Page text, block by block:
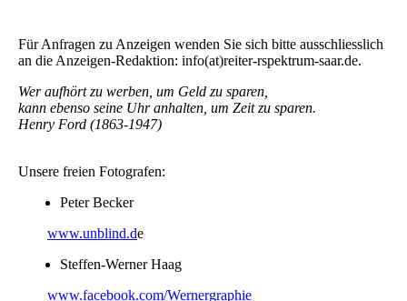
Für Anfragen zu Anzeigen wenden Sie sich bitte ausschliesslich
an die Anzeigen-Redaktion: info(at)reiter-rspektrum-saar.de.
Wer aufhört zu werben, um Geld zu sparen,
kann ebenso seine Uhr anhalten, um Zeit zu sparen.
Henry Ford (1863-1947)
Unsere freien Fotografen:
Peter Becker
www.unblind.de
Steffen-Werner Haag
www.facebook.com/Wernergraphie